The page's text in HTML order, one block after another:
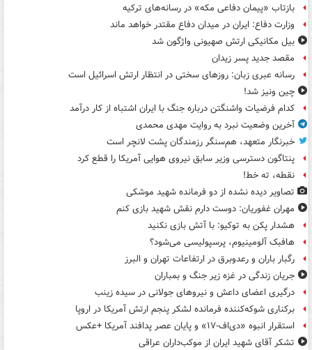
بازتاب «پیمان دفاعی مکه» در رسانه‌های ترکیه
وزارت دفاع: ایران در میدان دفاع مقتدر خواهد ماند
بیل مکانیکی ارتش صهیونی واژگون شد
مقصد جدید پسر زیدان
رسانه عبری زبان: روزهای سختی در انتظار ارتش اسرائیل است
چین ونیز شد!
کدام فرضیات واشنگتن درباره جنگ با ایران اشتباه از کار درآمد
آخرین وضعیت نبرد به روایت مهدی محمدی
خبرنگار متعهد، هم‌سنگر رزمندگان پشت لانچر است
پنتاگون دسترسی وزیر سابق نیروی هوایی آمریکا را قطع کرد
نقطه، ته خط!
تصاویر دیده‌ نشده از دو فرمانده شهید موشکی
مهران غفوریان: دوست دارم نقش شهید بازی کنم
هشدار پکن به توکیو: با آتش بازی نکنید
هافبک آلومینیوم، پرسپولیسی می‌شود؟
رگبار باران و رعدوبرق در ارتفاعات تهران و البرز
جریان زندگی در غزه زیر جنگ و بمباران
درگیری اعضای داعش و نیروهای جولانی در سیده زینب
برکناری شوکه‌کننده فرمانده لشکر پنجم ارتش آمریکا در اروپا
استقرار انبوه «دی‌اف‑۱۷» و پایان عصر پدافند آمریکا +عکس
تشکر آقای شهید ایران از موکب‌داران عراقی